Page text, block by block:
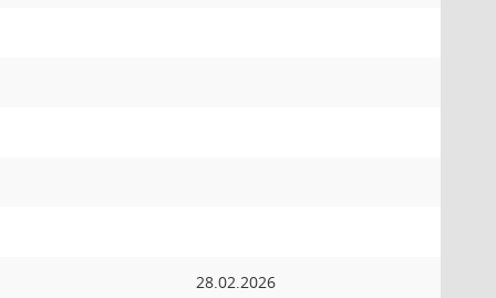
28.02.2026